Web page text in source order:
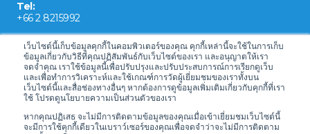
เว็บไซต์นี้เก็บข้อมูลคุกกี้ในคอมพิวเตอร์ของคุณ คุกกี้เหล่านี้จะใช้ในการเก็บ
ข้อมูลเกี่ยวกับวิธีที่คุณปฏิสัมพันธ์กับเว็บไซต์ของเรา และอนุญาตให้เรา
จดจำคุณ เราใช้ข้อมูลนี้เพื่อปรับปรุงและปรับประสบการณ์การเรียกดูเว็บ
และเพื่อทำการวิเคราะห์และใช้เกณฑ์การวัดผู้เยี่ยมชมของเราทั้งบน
เว็บไซต์นี้และสื่อช่องทางอื่นๆ หากต้องการดูข้อมูลเพิ่มเติมเกี่ยวกับคุกกี้ที่เรา
ใช้ โปรดดูนโยบายความเป็นส่วนตัวของเรา
หากคุณปฏิเสธ จะไม่มีการติดตามข้อมูลของคุณเมื่อเข้าเยี่ยมชมเว็บไซต์นี้
จะมีการใช้คุกกี้เดียวในเบราว์เซอร์ของคุณเพื่อจดจำว่าจะไม่มีการติดตาม
Tel:
+66 2 8215992
Email:
reservation@drivecarrental.com